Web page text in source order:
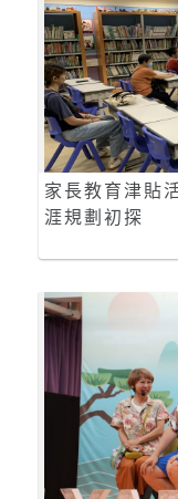
家長教育津貼
涯規劃初探